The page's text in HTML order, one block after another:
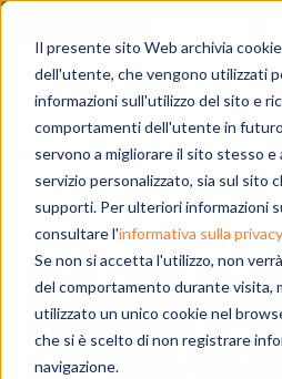
Il presente sito Web archivia
dell'utente, che vengono utilizzati
informazioni sull'utilizzo del sito e
comportamenti dell'utente in
servono a migliorare il sito stesso e
servizio personalizzato, sia sul sito
supporti. Per ulteriori informazioni
consultare l'informativa sulla privacy
Se non si accetta l'utilizzo, non
del comportamento durante visita,
utilizzato un unico cookie nel
che si è scelto di non registrare
navigazione.